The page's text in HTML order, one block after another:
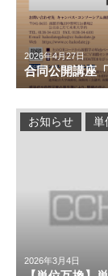
2026年4月27日
合同公開講座
2026年3月4日
お知らせ 単